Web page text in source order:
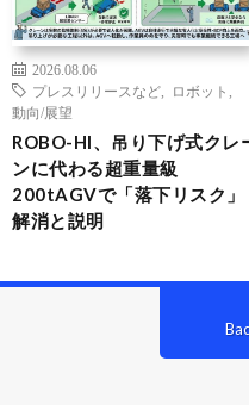
2026.08.06
プレスリリースなど
ロボット
動向/展望
ROBO-HI、吊り下げ式クレ
ンに代わる超重量級
200tAGVで「落下リスク」
解消と説明